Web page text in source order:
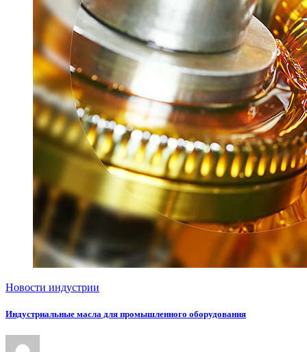
Новости индустрии
Индустриальные масла для промышленного оборудования